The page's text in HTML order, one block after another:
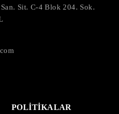
Sit. C-4 Blok 204. Sok.
POLİTİKALAR